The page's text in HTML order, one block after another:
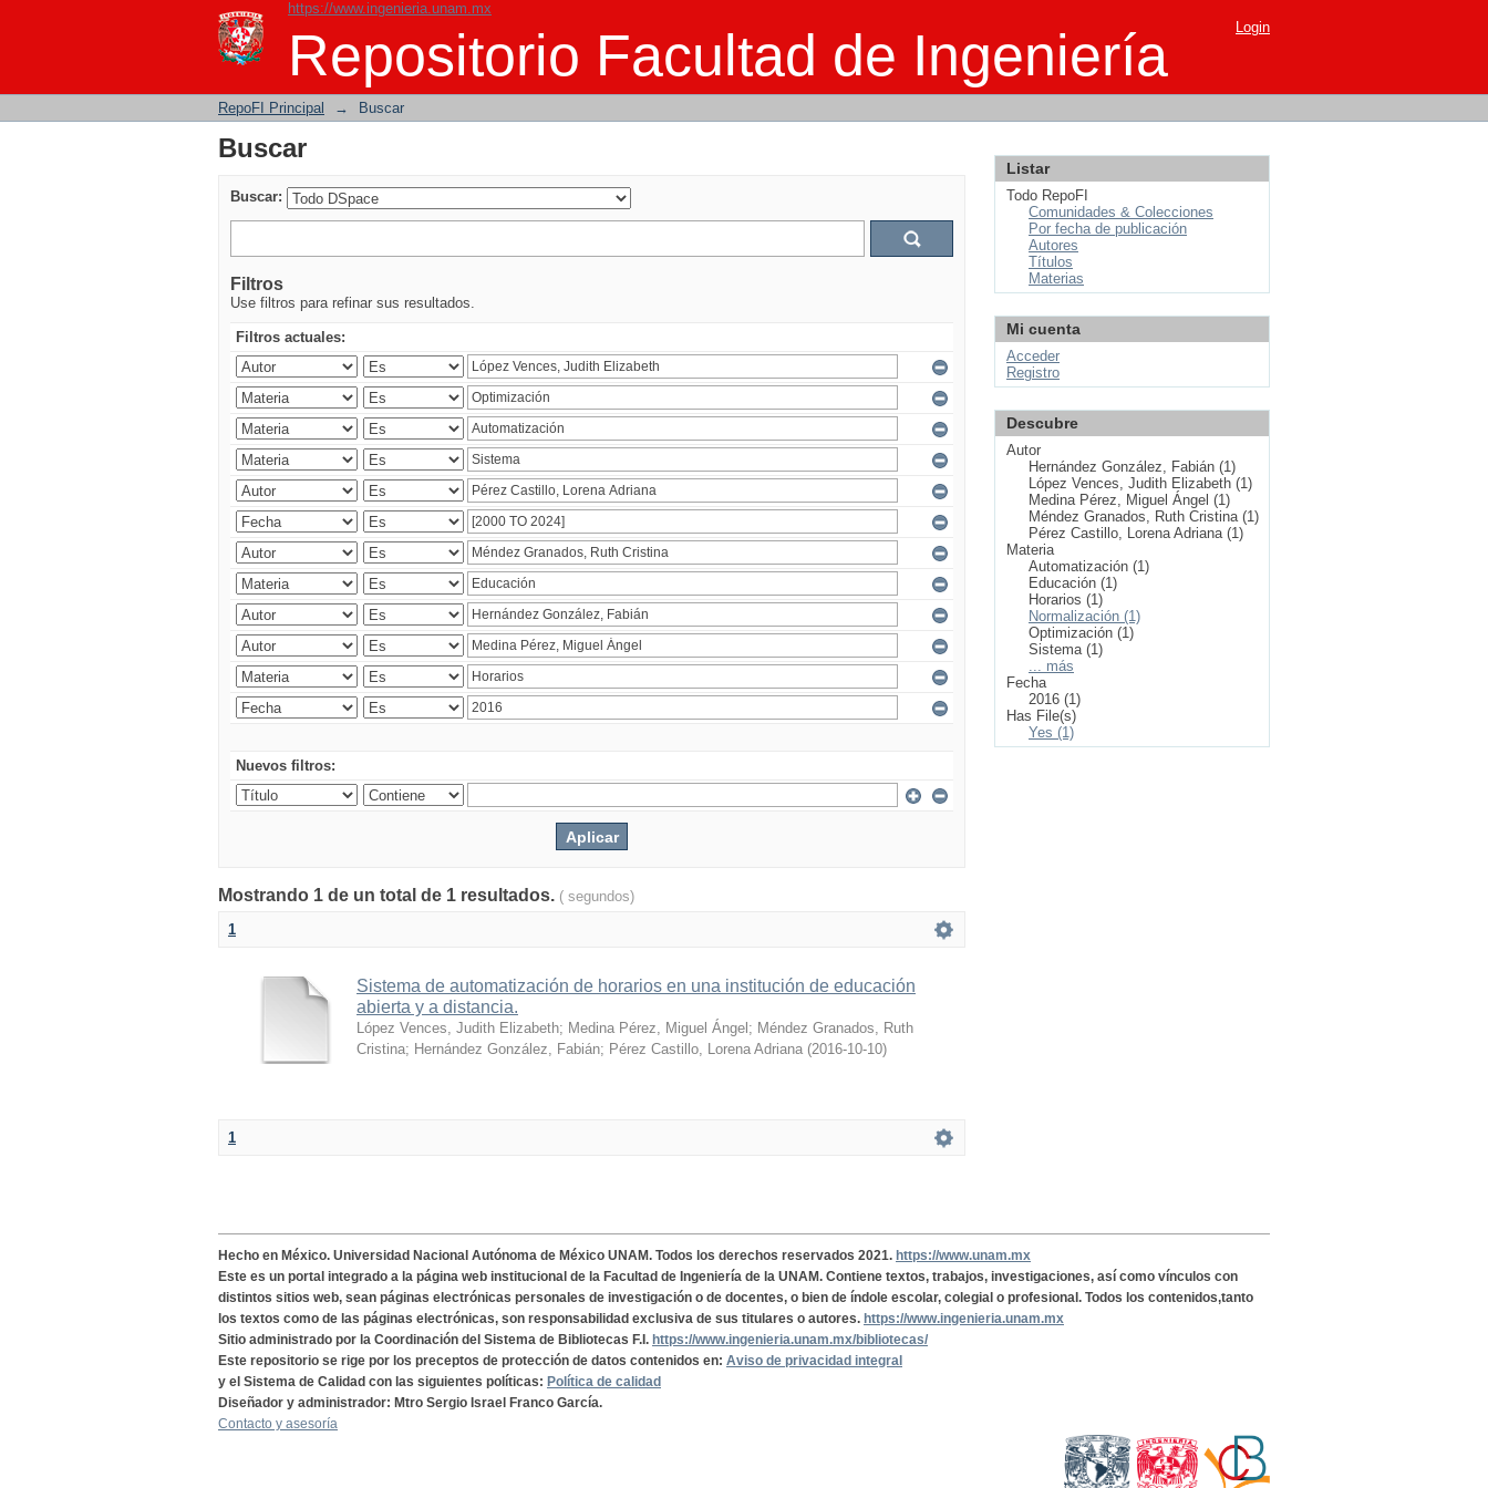
https://www.ingenieria.unam.mx
Repositorio Facultad de Ingeniería
Buscar Login
RepoFI Principal → Buscar
Buscar
Buscar:
Filtros
Use filtros para refinar sus resultados.
Filtros actuales:
Nuevos filtros:
Mostrando 1 de un total de 1 resultados. ( segundos)
1
Sistema de automatización de horarios en una institución de educación
abierta y a distancia.
López Vences, Judith Elizabeth; Medina Pérez, Miguel Ángel ; Méndez Granados, Ruth
Cristina; Hernández González, Fabián; Pérez Castillo, Lorena Adriana (2016-10-10)
1
Listar
Todo RepoFI
Comunidades & Colecciones
Por fecha de publicación
Autores
Títulos
Materias
Mi cuenta
Acceder
Registro
Descubre
Autor
Hernández González, Fabián (1)
López Vences, Judith Elizabeth (1)
Medina Pérez, Miguel Ángel (1)
Méndez Granados, Ruth Cristina (1)
Pérez Castillo, Lorena Adriana (1)
Materia
Automatización (1)
Educación (1)
Horarios (1)
Normalización (1)
Optimización (1)
Sistema (1)
... más
Fecha
2016 (1)
Has File(s)
Yes (1)
Hecho en México. Universidad Nacional Autónoma de México UNAM. Todos los derechos reservados 2021. https://www.unam.mx
Este es un portal integrado a la página web institucional de la Facultad de Ingeniería de la UNAM. Contiene textos, trabajos, investigaciones, así como vínculos con
distintos sitios web, sean páginas electrónicas personales de investigación o de docentes, o bien de índole escolar, colegial o profesional. Todos los contenidos,tanto
los textos como de las páginas electrónicas, son responsabilidad exclusiva de sus titulares o autores. https://www.ingenieria.unam.mx
Sitio administrado por la Coordinación del Sistema de Bibliotecas F.I. https://www.ingenieria.unam.mx/bibliotecas/
Este repositorio se rige por los preceptos de protección de datos contenidos en: Aviso de privacidad integral
y el Sistema de Calidad con las siguientes políticas: Política de calidad
Diseñador y administrador: Mtro Sergio Israel Franco García.
Contacto y asesoría